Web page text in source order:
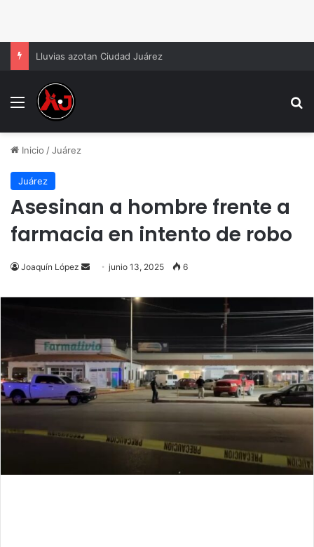
Lluvias azotan Ciudad Juárez
Menu
Inicio /Juárez
Juárez
Asesinan a hombre frente a
farmacia en intento de robo
Joaquín López
Send
email
junio 13, 2025 6